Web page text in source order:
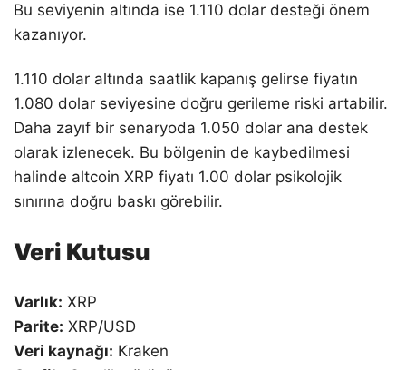
Bu seviyenin altında ise 1.110 dolar desteği önem
kazanıyor.
1.110 dolar altında saatlik kapanış gelirse fiyatın
1.080 dolar seviyesine doğru gerileme riski artabilir.
Daha zayıf bir senaryoda 1.050 dolar ana destek
olarak izlenecek. Bu bölgenin de kaybedilmesi
halinde altcoin XRP fiyatı 1.00 dolar psikolojik
sınırına doğru baskı görebilir.
Veri Kutusu
Varlık: XRP
Parite: XRP/USD
Veri kaynağı: Kraken